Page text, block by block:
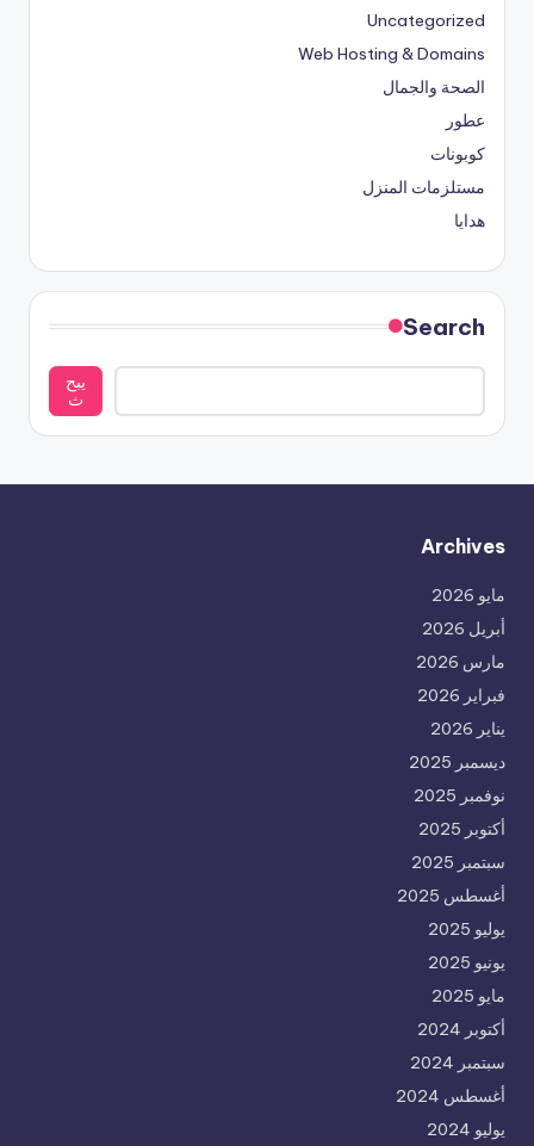
Uncategorized
Web Hosting & Domains
الصحة والجمال
عطور
كوبونات
مستلزمات المنزل
هدايا
Search
يبح
ث
Archives
مايو 2026
أبريل 2026
مارس 2026
فبراير 2026
يناير 2026
ديسمبر 2025
نوفمبر 2025
أكتوبر 2025
سبتمبر 2025
أغسطس 2025
يوليو 2025
يونيو 2025
مايو 2025
أكتوبر 2024
سبتمبر 2024
أغسطس 2024
يوليو 2024